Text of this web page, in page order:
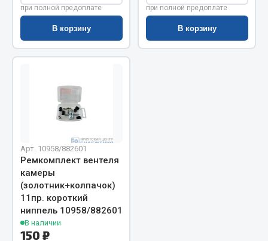
Показать ещё
Весь раздел
Автолампы
Вилки нагрузочные
Выключатели и переключатели клавишные
Выключатели кнопочные
Выключатель массы
Изолента
при полной предоплате
В корзину
при полной предоплате
В корзину
Арт. 10958/882601
Ремкомплект вентеля
камеры
(золотник+колпачок)
11пр. короткий
ниппель 10958/882601
В наличии
150 ₽